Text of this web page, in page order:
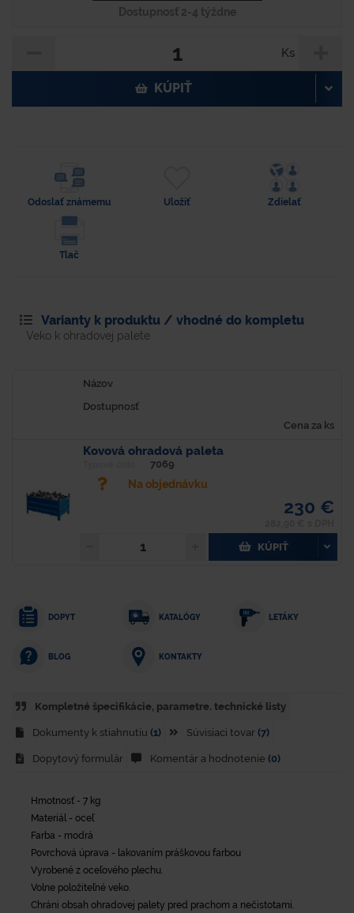
Dostupnosť 2-4 týždne
Ks
KÚPIŤ
Odoslať známemu Uložiť Zdielať
Tlač
Varianty k produktu / vhodné do kompletu
Veko k ohradovej palete
Názov
Dostupnosť
Cena za ks
Kovová ohradová paleta
7069
Na objednávku
230 €
KÚPIŤ
DOPYT KATALÓGY LETÁKY
BLOG KONTAKTY
Kompletné špecifikácie, parametre. technické listy
Dokumenty k stiahnutiu (1) Súvisiaci tovar (7)
Dopytový formulár Komentár a hodnotenie (0)
Hmotnosť - 7 kg
Materiál - oceľ
Farba - modrá
Povrchová úprava - lakovaním práškovou farbou
Vyrobené z oceľového plechu.
Volne položiteľné veko.
Chráni obsah ohradovej palety pred prachom a nečistotami.